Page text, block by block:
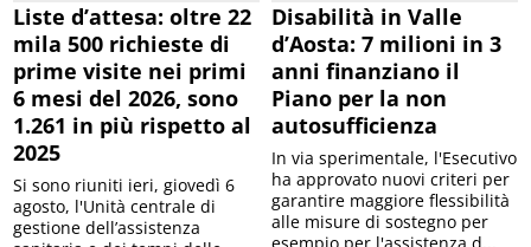
Liste d’attesa: oltre 22
mila 500 richieste di
prime visite nei primi
6 mesi del 2026, sono
1.261 in più rispetto al
2025
Si sono riuniti ieri, giovedì 6
agosto, l'Unità centrale di
gestione dell’assistenza
Disabilità in Valle
d’Aosta: 7 milioni in 3
anni finanziano il
Piano per la non
autosufficienza
In via sperimentale, l'Esecutivo
ha approvato nuovi criteri per
garantire maggiore flessibilità
alle misure di sostegno per